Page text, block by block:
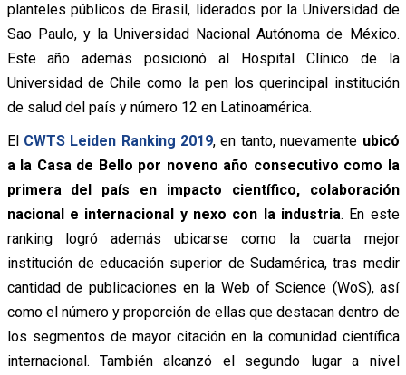
planteles públicos de Brasil, liderados por la Universidad de
Sao Paulo, y la Universidad Nacional Autónoma de México.
Este año además posicionó al Hospital Clínico de la
Universidad de Chile como la pen los querincipal institución
de salud del país y número 12 en Latinoamérica.
El CWTS Leiden Ranking 2019, en tanto, nuevamente ubicó
a la Casa de Bello por noveno año consecutivo como la
primera del país en impacto científico, colaboración
nacional e internacional y nexo con la industria. En este
ranking logró además ubicarse como la cuarta mejor
institución de educación superior de Sudamérica, tras medir
cantidad de publicaciones en la Web of Science (WoS), así
como el número y proporción de ellas que destacan dentro de
los segmentos de mayor citación en la comunidad científica
internacional. También alcanzó el segundo lugar a nivel